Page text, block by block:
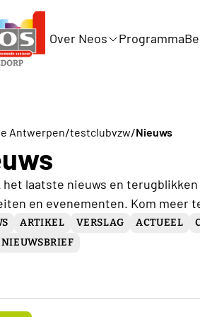
Over Neos Programma
Antwerpen/testclubvzw/Nieuws
het laatste nieuws en
en evenementen. Kom meer
ARTIKEL VERSLAG ACTUEEL
NIEUWSBRIEF